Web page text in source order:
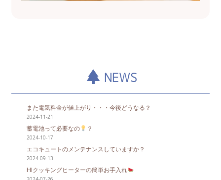
NEWS
また電気料金が値上がり・・・今後どうなる？
2024-11-21
蓄電池って必要なの ？
2024-10-17
エコキュートのメンテナンスしていますか？
2024-09-13
HIクッキングヒーターの簡単お手入れ